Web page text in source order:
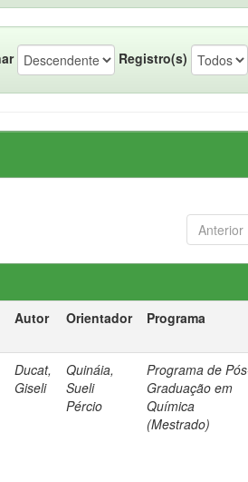
Registro(s)
Anterior
Autor Orientador Programa
Ducat,
Giseli
Quináia,
Sueli
Pércio
Programa de
Graduação em
Química
(Mestrado)